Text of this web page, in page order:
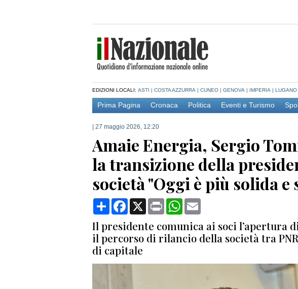
EDIZIONI LOCALI: ASTI | COSTA AZZURRA | CUNEO | GENOVA | IMPERIA | LUGANO
Prima Pagina Cronaca Politica Eventi e Turismo
27 maggio 2026, 12:20
Amaie Energia, Sergio
la transizione della
società "Oggi è più solida
CondividiFacebook
X Print WhatsApp
Il presidente comunica ai soci l’apertura
il percorso di rilancio della società tra
di capitale